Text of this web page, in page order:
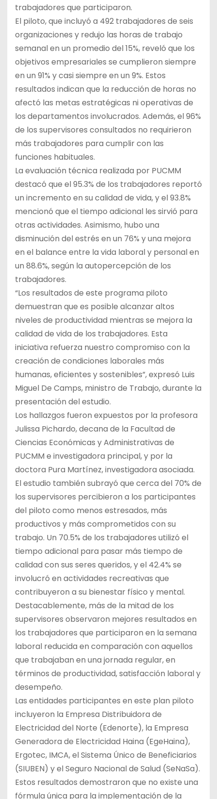
trabajadores que participaron.
El piloto, que incluyó a 492 trabajadores de seis
organizaciones y redujo las horas de trabajo
semanal en un promedio del 15%, reveló que los
objetivos empresariales se cumplieron siempre
en un 91% y casi siempre en un 9%. Estos
resultados indican que la reducción de horas no
afectó las metas estratégicas ni operativas de
los departamentos involucrados. Además, el 96%
de los supervisores consultados no requirieron
más trabajadores para cumplir con las
funciones habituales.
La evaluación técnica realizada por PUCMM
destacó que el 95.3% de los trabajadores reportó
un incremento en su calidad de vida, y el 93.8%
mencionó que el tiempo adicional les sirvió para
otras actividades. Asimismo, hubo una
disminución del estrés en un 76% y una mejora
en el balance entre la vida laboral y personal en
un 88.6%, según la autopercepción de los
trabajadores.
“Los resultados de este programa piloto
demuestran que es posible alcanzar altos
niveles de productividad mientras se mejora la
calidad de vida de los trabajadores. Esta
iniciativa refuerza nuestro compromiso con la
creación de condiciones laborales más
humanas, eficientes y sostenibles”, expresó Luis
Miguel De Camps, ministro de Trabajo, durante la
presentación del estudio.
Los hallazgos fueron expuestos por la profesora
Julissa Pichardo, decana de la Facultad de
Ciencias Económicas y Administrativas de
PUCMM e investigadora principal, y por la
doctora Pura Martínez, investigadora asociada.
El estudio también subrayó que cerca del 70% de
los supervisores percibieron a los participantes
del piloto como menos estresados, más
productivos y más comprometidos con su
trabajo. Un 70.5% de los trabajadores utilizó el
tiempo adicional para pasar más tiempo de
calidad con sus seres queridos, y el 42.4% se
involucró en actividades recreativas que
contribuyeron a su bienestar físico y mental.
Destacablemente, más de la mitad de los
supervisores observaron mejores resultados en
los trabajadores que participaron en la semana
laboral reducida en comparación con aquellos
que trabajaban en una jornada regular, en
términos de productividad, satisfacción laboral y
desempeño.
Las entidades participantes en este plan piloto
incluyeron la Empresa Distribuidora de
Electricidad del Norte (Edenorte), la Empresa
Generadora de Electricidad Haina (EgeHaina),
Ergotec, IMCA, el Sistema Único de Beneficiarios
(SIUBEN) y el Seguro Nacional de Salud (SeNaSa).
Estos resultados demostraron que no existe una
fórmula única para la implementación de la